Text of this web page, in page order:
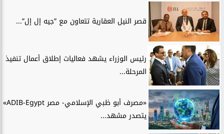
قصر النيل العقارية تتعاون مع ”جيه إل إل”...
رئيس الوزراء يشهد فعاليات إطلاق أعمال تنفيذ
المرحلة...
«مصرف أبو ظبي الإسلامي- مصر ADIB-Egypt»
يتصدر مشهد...